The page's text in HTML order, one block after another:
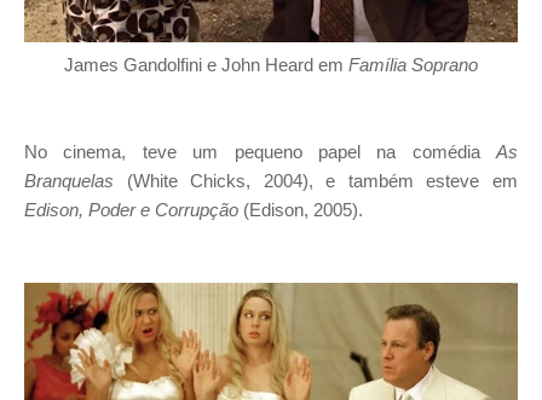
James Gandolfini e John Heard em Família Soprano
No cinema, teve um pequeno papel na comédia As
Branquelas (White Chicks, 2004), e também esteve em
Edison, Poder e Corrupção (Edison, 2005).